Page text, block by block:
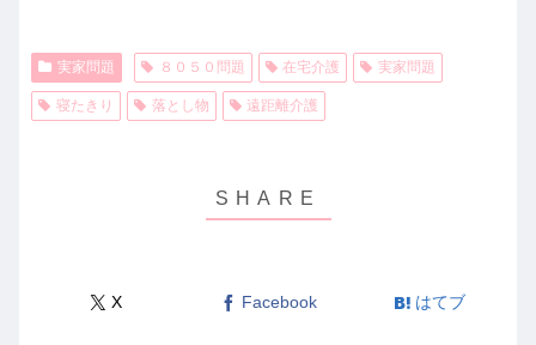
実家問題 ８０５０問題 在宅介護 実家問題
寝たきり 落とし物 遠距離介護
X Facebook はてブ